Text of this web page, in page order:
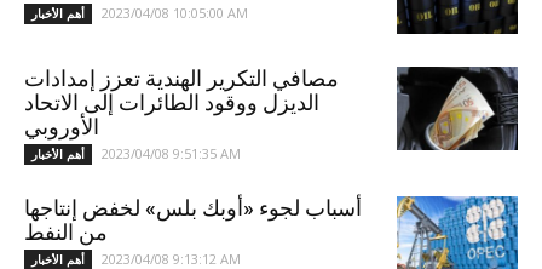
أهم الأخبار 2023/04/08 10:05:00 AM
مصافي التكرير الهندية تعزز إمدادات
الديزل ووقود الطائرات إلى الاتحاد
الأوروبي
أهم الأخبار 2023/04/08 9:51:35 AM
أسباب لجوء «أوبك بلس» لخفض إنتاجها
من النفط
أهم الأخبار 2023/04/08 9:13:12 AM